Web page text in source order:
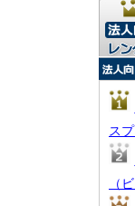
ス
（